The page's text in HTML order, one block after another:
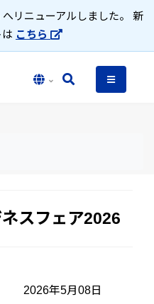
リニューアルしました。 新
こちら
スフェア2026
2026年5月08日